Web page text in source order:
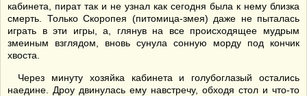
кабинета, пират так и не узнал как сегодня была к нему близка
смерть. Только Скоропея (питомица-змея) даже не пыталась
играть в эти игры, а, глянув на все происходящее мудрым
змеиным взглядом, вновь сунула сонную морду под кончик
хвоста.
Через минуту хозяйка кабинета и голубоглазый остались
наедине. Дроу двинулась ему навстречу, обходя стол и что-то